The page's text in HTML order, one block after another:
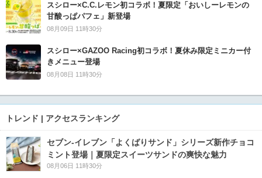
スシロー×C.C.レモン初コラボ！夏限定「おいしーレモンの
甘酸っぱパフェ」新登場
08月09日 11時30分
スシロー×GAZOO Racing初コラボ！夏休み限定ミニカー付
きメニュー登場
08月08日 11時30分
トレンド | アクセスランキング
セブン‐イレブン「よくばりサンド」シリーズ新作チョコ
ミント登場｜夏限定スイーツサンドの爽快な魅力
08月06日 11時30分